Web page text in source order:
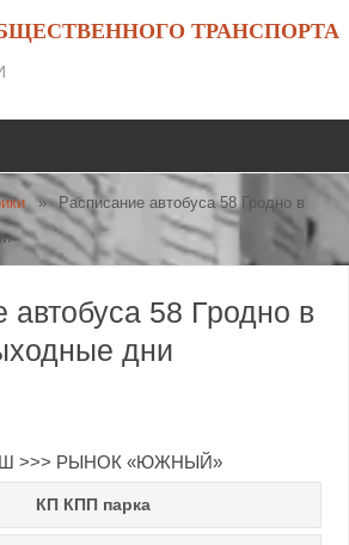
ТРАНСПОРТА
» Расписание автобуса 58 Гродно в
автобуса 58 Гродно в
дни
>>> РЫНОК «ЮЖНЫЙ»
КП КПП парка